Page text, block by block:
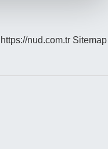
https://nud.com.tr Sitemap